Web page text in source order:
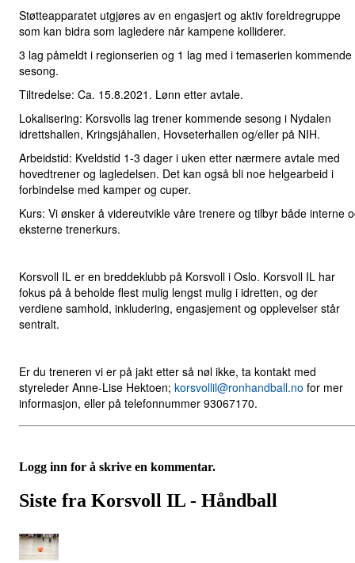
Støtteapparatet utgjøres av en engasjert og aktiv foreldregruppe
som kan bidra som lagledere når kampene kolliderer.
3 lag påmeldt i regionserien og 1 lag med i temaserien kommende
sesong.
Tiltredelse: Ca. 15.8.2021. Lønn etter avtale.
Lokalisering: Korsvolls lag trener kommende sesong i Nydalen
idrettshallen, Kringsjåhallen, Hovseterhallen og/eller på NIH.
Arbeidstid: Kveldstid 1-3 dager i uken etter nærmere avtale med
hovedtrener og lagledelsen. Det kan også bli noe helgearbeid i
forbindelse med kamper og cuper.
Kurs: Vi ønsker å videreutvikle våre trenere og tilbyr både interne
eksterne trenerkurs.
Korsvoll IL er en breddeklubb på Korsvoll i Oslo. Korsvoll IL har
fokus på å beholde flest mulig lengst mulig i idretten, og der
verdiene samhold, inkludering, engasjement og opplevelser står
sentralt.
Er du treneren vi er på jakt etter så nøl ikke, ta kontakt med
styreleder Anne-Lise Hektoen; korsvollil@ronhandball.no for mer
informasjon, eller på telefonnummer 93067170.
Logg inn for å skrive en kommentar.
Siste fra Korsvoll IL - Håndball